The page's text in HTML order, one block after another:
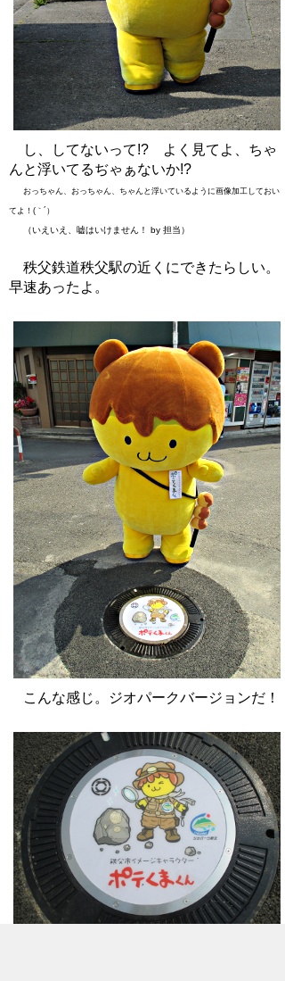
し、してないって!? よく見てよ、ちゃ
んと浮いてるぢゃぁないか!?
おっちゃん、おっちゃん、ちゃんと浮いているように画像加工しておい
てよ！(｀´）
（いえいえ、嘘はいけません！ by 担当）
秩父鉄道秩父駅の近くにできたらしい。
早速あったよ。
こんな感じ。ジオパークバージョンだ！